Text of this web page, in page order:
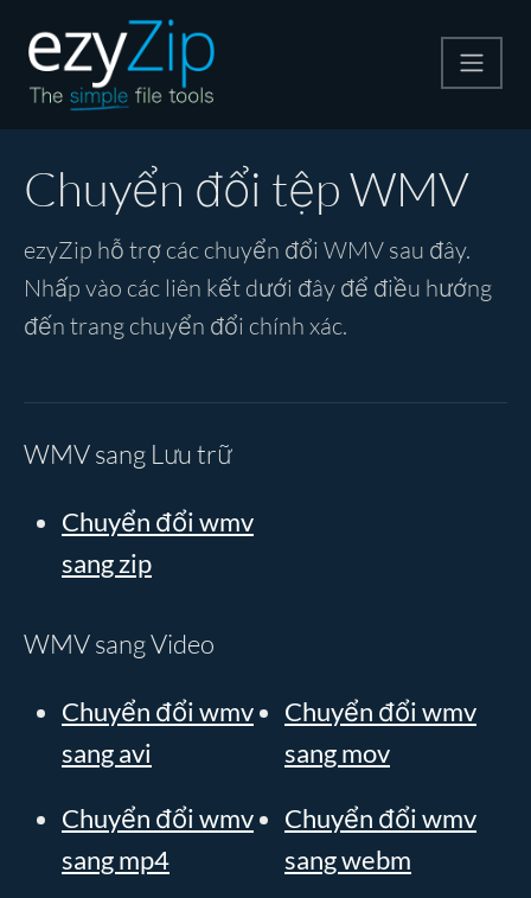
Công cụ chuyển đổi
Chuyển đổi tệp WMV
ezyZip hỗ trợ các chuyển đổi WMV sau đây.
Nhấp vào các liên kết dưới đây để điều hướng
đến trang chuyển đổi chính xác.
WMV sang Lưu trữ
Chuyển đổi wmv
sang zip
WMV sang Video
Chuyển đổi wmv
sang avi
Chuyển đổi wmv
sang mov
Chuyển đổi wmv
sang mp4
Chuyển đổi wmv
sang webm